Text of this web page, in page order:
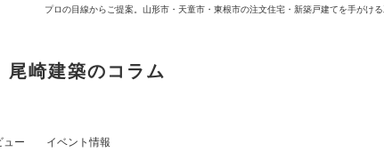
プロの目線からご提案。山形市・天童市・東根市の注文住宅・新築戸建てを手がける
尾崎建築のコラム
ュー イベント情報